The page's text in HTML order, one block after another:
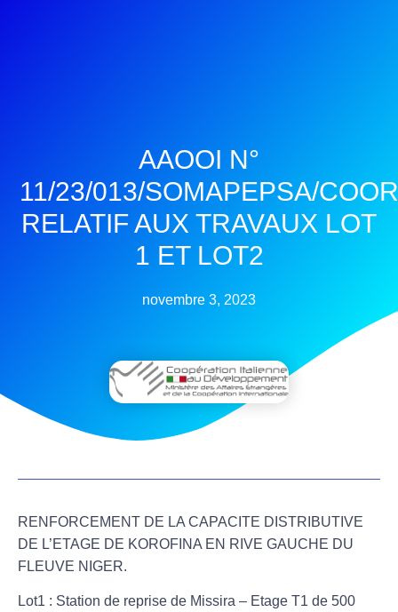
AAOOI N°
11/23/013/SOMAPEPSA/
RELATIF AUX TRAVAUX LOT
1 ET LOT2
novembre 3, 2023
RENFORCEMENT DE LA CAPACITE DISTRIBUTIVE
DE L’ETAGE DE KOROFINA EN RIVE GAUCHE DU
FLEUVE NIGER.
Lot1 : Station de reprise de Missira – Etage T1 de 500